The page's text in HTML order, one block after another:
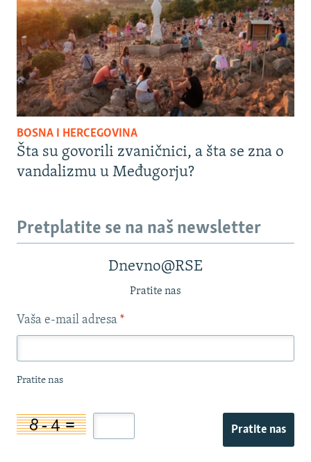
BOSNA I HERCEGOVINA
Šta su govorili zvaničnici, a šta se zna o
vandalizmu u Međugorju?
Pretplatite se na naš newsletter
Dnevno@RSE
Pratite nas
Vaša e-mail adresa *
Pratite nas
Pratite nas